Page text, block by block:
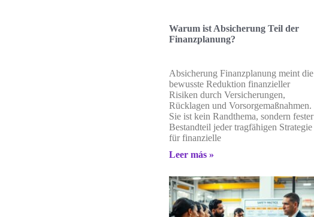
Warum ist Absicherung Teil der
Finanzplanung?
Absicherung Finanzplanung meint die
bewusste Reduktion finanzieller
Risiken durch Versicherungen,
Rücklagen und Vorsorgemaßnahmen.
Sie ist kein Randthema, sondern fester
Bestandteil jeder tragfähigen Strategie
für finanzielle
Leer más »